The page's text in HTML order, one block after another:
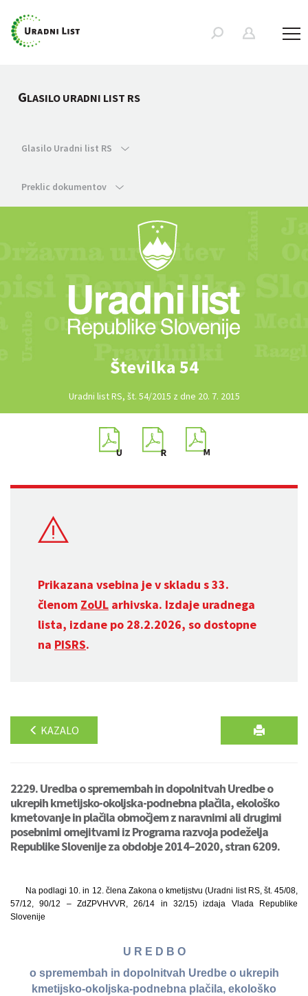
GLASILO URADNI LIST RS
Glasilo Uradni list RS
Preklic dokumentov
Številka 54
Uradni list RS, št. 54/2015 z dne 20. 7. 2015
Prikazana vsebina je v skladu s 33.
členom ZoUL arhivska. Izdaje uradnega
lista, izdane po 28.2.2026, so dostopne
na PISRS.
KAZALO
2229. Uredba o spremembah in dopolnitvah Uredbe o
ukrepih kmetijsko-okoljska-podnebna plačila, ekološko
kmetovanje in plačila območjem z naravnimi ali drugimi
posebnimi omejitvami iz Programa razvoja podeželja
Republike Slovenije za obdobje 2014–2020, stran 6209.
Na podlagi 10. in 12. člena Zakona o kmetijstvu (Uradni list RS, št. 45/08,
57/12, 90/12 – ZdZPVHVVR, 26/14 in 32/15) izdaja Vlada Republike
Slovenije
U R E D B O
o spremembah in dopolnitvah Uredbe o ukrepih
kmetijsko-okoljska-podnebna plačila, ekološko